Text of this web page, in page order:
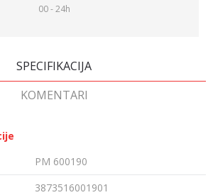
00 - 24h
SPECIFIKACIJA
KOMENTARI
PM 600190
3873516001901